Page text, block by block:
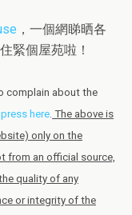
，一個網睇晒各
緊個屋苑啦！
complain about the
press here. The above is
only on the
from an official source,
quality of any
or integrity of the